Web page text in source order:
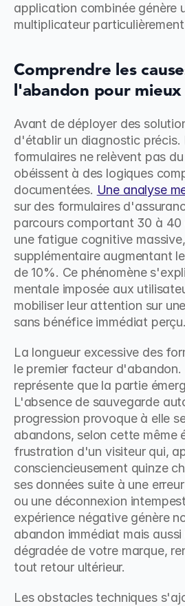
application combinée génère
multiplicateur
Comprendre les
l'abandon pour
Avant de déployer des
d'établir un diagnostic précis.
formulaires ne relèvent pas
obéissent à des logiques
documentées. Une analyse
sur des formulaires
parcours comportant 30 à 40
une fatigue cognitive
supplémentaire augmentant
de 10%. Ce phénomène
mentale imposée aux
mobiliser leur attention sur
sans bénéfice immédiat perçu.
La longueur excessive des
le premier facteur d'abandon.
représente que la partie
L'absence de sauvegarde
progression provoque à elle
abandons, selon cette même
frustration d'un visiteur qui,
consciencieusement quinze
ses données suite à une
ou une déconnexion
expérience négative génère
abandon immédiat mais
dégradée de votre marque,
tout retour ultérieur.
Les obstacles techniques